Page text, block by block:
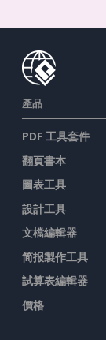
產品
PDF 工具套件
翻頁書本
圖表工具
設計工具
文檔編輯器
简报製作工具
試算表編輯器
價格